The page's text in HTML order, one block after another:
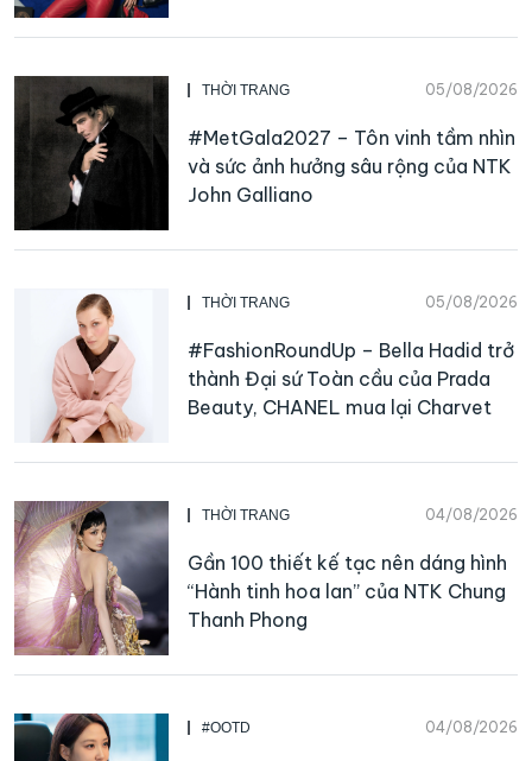
THỜI TRANG 05/08/2026
#MetGala2027 – Tôn vinh tầm nhìn
và sức ảnh hưởng sâu rộng của NTK
John Galliano
THỜI TRANG 05/08/2026
#FashionRoundUp – Bella Hadid trở
thành Đại sứ Toàn cầu của Prada
Beauty, CHANEL mua lại Charvet
THỜI TRANG 04/08/2026
Gần 100 thiết kế tạc nên dáng hình
“Hành tinh hoa lan” của NTK Chung
Thanh Phong
#OOTD 04/08/2026